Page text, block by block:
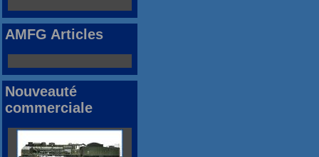
AMFG Articles
Nouveauté
commerciale